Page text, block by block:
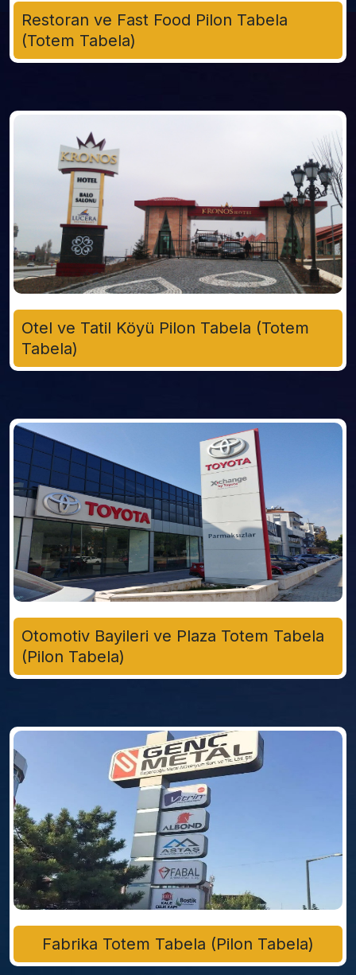
Restoran ve Fast Food Pilon Tabela
(Totem Tabela)
Otel ve Tatil Köyü Pilon Tabela (Totem
Tabela)
Otomotiv Bayileri ve Plaza Totem Tabela
(Pilon Tabela)
Fabrika Totem Tabela (Pilon Tabela)